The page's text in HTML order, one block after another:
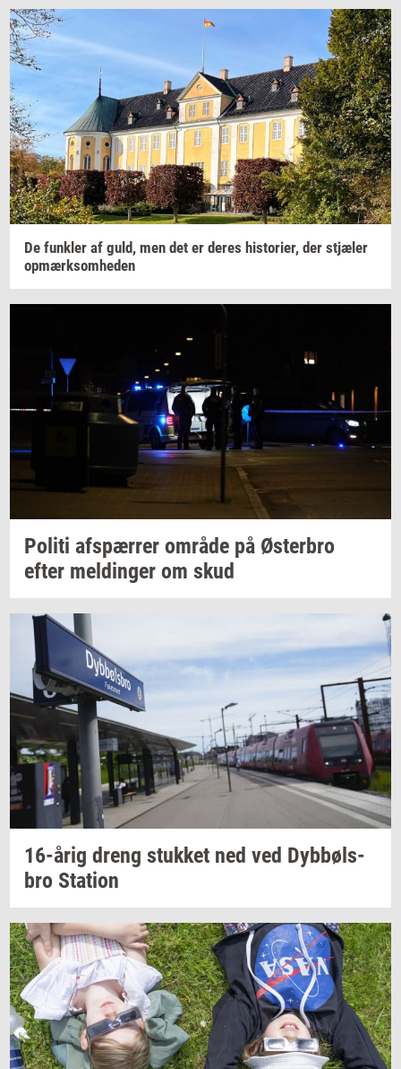
De funk­ler af guld, men det er deres hi­sto­ri­er, der stjæ­ler
op­mærk­som­he­den
Po­li­ti af­spær­rer om­rå­de på Øster­bro
efter mel­din­ger om skud
16-årig dreng stuk­ket ned ved Dybbøls­
bro Sta­tion